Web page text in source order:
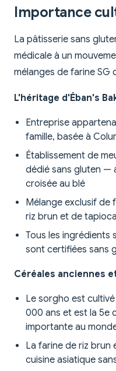
Importance
La pâtisserie sans
médicale à un
mélanges de farine
L'héritage d'Éban's
Entreprise
famille, basée à
Établissement de
dédié sans gluten —
croisée au blé
Mélange exclusif de
riz brun et de
Tous les ingrédients
sont certifiées sans
Céréales anciennes
Le sorgho est
000 ans et est la 5e
importante au
La farine de riz brun
cuisine asiatique